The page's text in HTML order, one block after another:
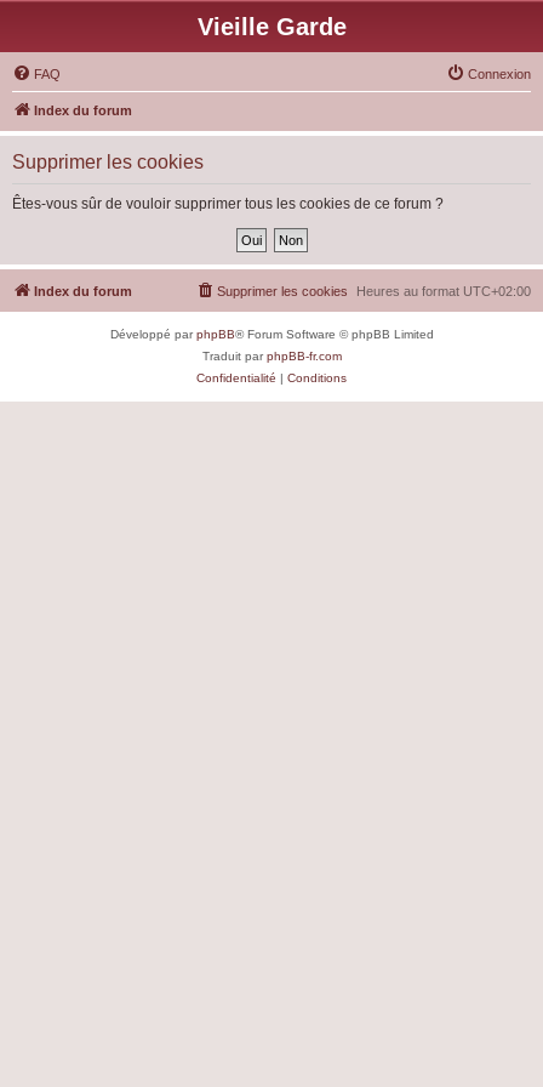
Vieille Garde
FAQ Connexion
Index du forum
Supprimer les cookies
Êtes-vous sûr de vouloir supprimer tous les cookies de ce forum ?
Index du forum Heures au format UTC+02:00
Supprimer les cookies
Développé parphpBB® Forum Software © phpBB Limited
Traduit parphpBB-fr.com
Confidentialité | Conditions